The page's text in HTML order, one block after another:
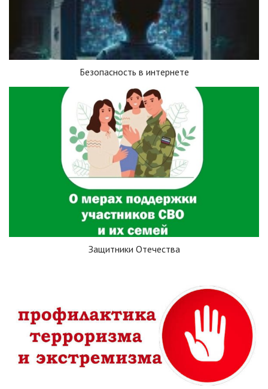
Безопасность в интернете
Защитники Отечества